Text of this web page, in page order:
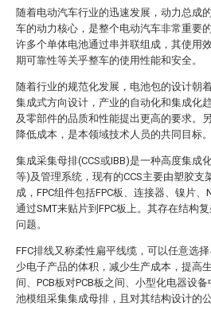
随着电动汽车行业的迅速发展，动力总成
车的动力核心，是整个电动汽车非常重要
许多个单体电池通过串并联组成，其使用
期可靠性等关乎整车的使用性能和安全。
随着行业的规范化发展，电池包的设计朝
集成式方向设计，产业的自动化和集成化
及零部件的品质和性能提出更高的要求。
降低成本，是本领域技术人员的共同目标。
集成采集母排(CCS或IBB)是一种高度集成
等)及管理系统，现有的CCS主要由塑胶支
成，FPC组件包括FPC板、连接器、镍片
通过SMT来贴片到FPC板上。其存在结构
问题。
FFC排线又称柔性扁平线缆，可以任意选
少电子产品的体积，减少生产成本，提高
间、PCB板对PCB板之间、小型化电器设
池模组采集集成母排，且对其结构设计的公